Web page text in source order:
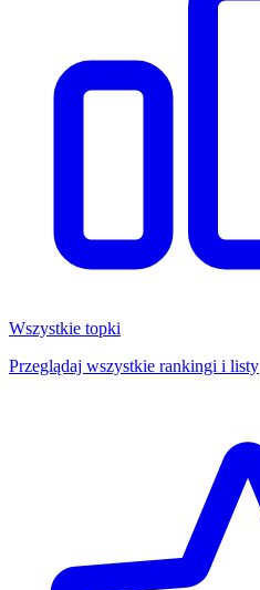
Wszystkie topki
Przeglądaj wszystkie rankingi i listy